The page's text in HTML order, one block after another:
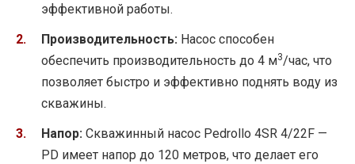
эффективной работы.
Производительность: Насос способен
обеспечить производительность до 4 м3/час, что
позволяет быстро и эффективно поднять воду из
скважины.
Напор: Скважинный насос Pedrollo 4SR 4/22F —
PD имеет напор до 120 метров, что делает его